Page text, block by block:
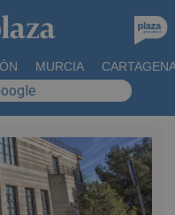
MURCIA